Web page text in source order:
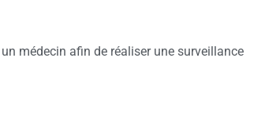
médecin afin de réaliser une surveillance